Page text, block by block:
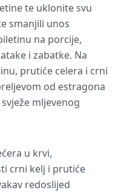
te uklonite svu
smanjili unos
na porcije,
i zabatke. Na
prutiće celera i crni
od estragona
mljevenog
u krvi,
crni kelj i prutiće
redoslijed